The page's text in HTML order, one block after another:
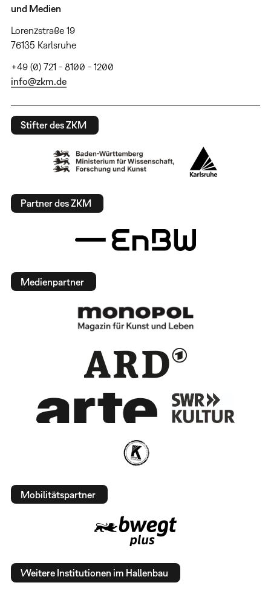
und Medien
Lorenzstraße 19
76135 Karlsruhe
+49 (0) 721 - 8100 - 1200
info@zkm.de
Stifter des ZKM
Partner des ZKM
Medienpartner
Mobilitätspartner
Weitere Institutionen im Hallenbau